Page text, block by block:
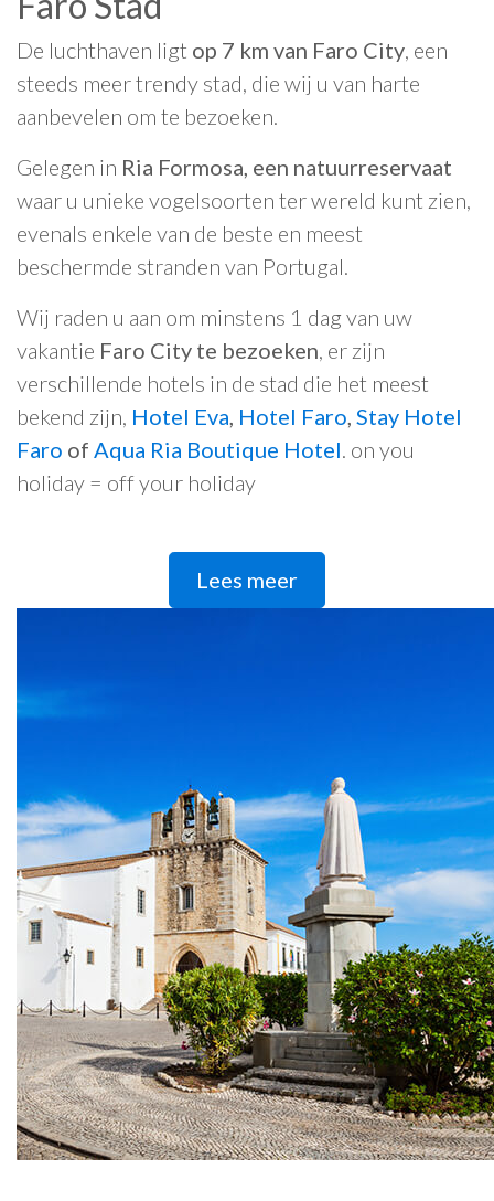
De luchthaven ligt op 7 km van Faro City, een
steeds meer trendy stad, die wij u van harte
aanbevelen om te bezoeken.
Gelegen in Ria Formosa, een natuurreservaat
waar u unieke vogelsoorten ter wereld kunt zien,
evenals enkele van de beste en meest
beschermde stranden van Portugal.
Wij raden u aan om minstens 1 dag van uw
vakantie Faro City te bezoeken, er zijn
verschillende hotels in de stad die het meest
bekend zijn, Hotel Eva, Hotel Faro, Stay Hotel
Faro of Aqua Ria Boutique Hotel. on you
holiday = off your holiday
Lees meer